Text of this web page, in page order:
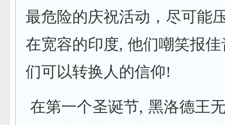
最危险的庆祝活动，尽可能
在宽容的印度, 他们嘲笑报
们可以转换人的信仰!
在第一个圣诞节, 黑洛德王